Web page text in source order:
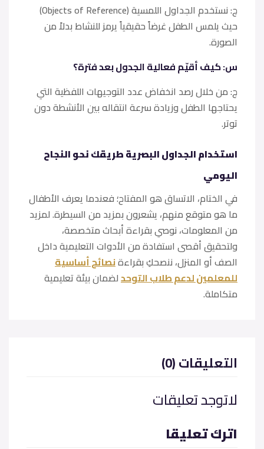
ج: نستخدم الجداول اللمسية (Objects of Reference)
حيث يلمس الطفل غرضاً حقيقياً يرمز للنشاط بدلاً من
الصورة.
​س: كيف أقيّم فعالية الجدول بعد فترة؟
ج: من خلال رصد انخفاض عدد التوجيهات اللفظية التي
يحتاجها الطفل وزيادة سرعة انتقاله بين الأنشطة دون
توتر.
استخدام الجداول البصرية طريقك نحو النجاح
اليومي
في الختام، الاتساق هو المفتاح؛ فعندما يعرف الأطفال
ما هو متوقع منهم، يشعرون بمزيد من السيطرة. لمزيد
من المعلومات، نوصي بقراءة أبحاث متخصصة،
ولتحقيق أقصى استفادة من الأدوات التعليمية داخل
الصف أو المنزل، ننصحكِ بقراءةنصائح أساسية
للمعلمين لدعم طلاب التوحدلضمان بيئة تعليمية
متكاملة.
(0) التعليقات
لاتوجد تعليقات
اترك تعليقا